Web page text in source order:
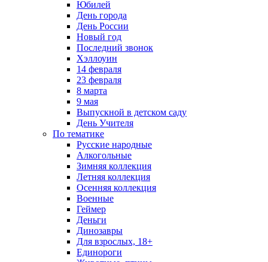
Юбилей
День города
День России
Новый год
Последний звонок
Хэллоуин
14 февраля
23 февраля
8 марта
9 мая
Выпускной в детском саду
День Учителя
По тематике
Русские народные
Алкогольные
Зимняя коллекция
Летняя коллекция
Осенняя коллекция
Военные
Геймер
Деньги
Динозавры
Для взрослых, 18+
Единороги